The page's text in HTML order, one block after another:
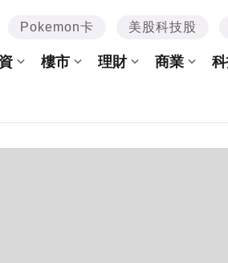
Pokemon卡 美股科技股
樓市 理財 商業